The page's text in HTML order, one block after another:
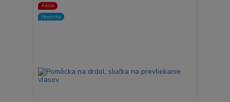
Akcia
Novinka